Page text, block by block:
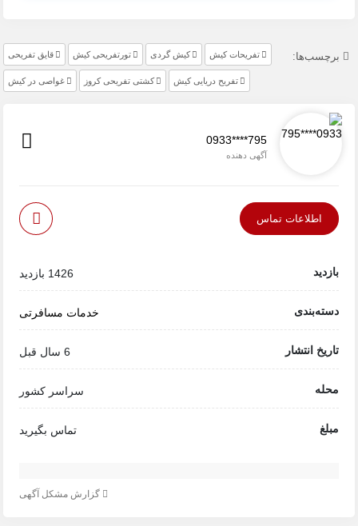
برچسب‌ها: تفریحات کیش کیش گردی تورتفریحی کیش قایق تفریحی
تفریح دریایی کیش کشتی تفریحی کروز غواصی در کیش
0933****795
آگهی دهنده
اطلاعات تماس
بازدید 1426 بازدید
دسته‌بندی خدمات مسافرتی
تاریخ انتشار 6 سال قبل
محله سراسر کشور
مبلغ تماس بگیرید
گزارش مشکل آگهی